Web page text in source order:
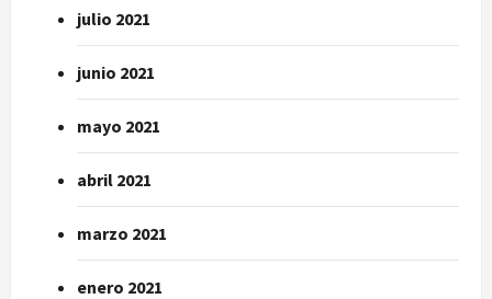
julio 2021
junio 2021
mayo 2021
abril 2021
marzo 2021
enero 2021